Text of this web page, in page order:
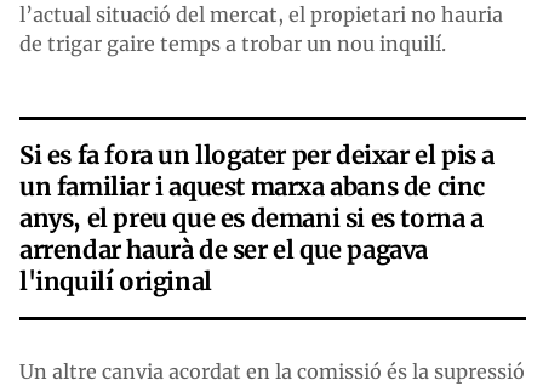
l’actual situació del mercat, el propietari no hauria
de trigar gaire temps a trobar un nou inquilí.
Si es fa fora un llogater per deixar el pis a
un familiar i aquest marxa abans de cinc
anys, el preu que es demani si es torna a
arrendar haurà de ser el que pagava
l'inquilí original
Un altre canvia acordat en la comissió és la supressió